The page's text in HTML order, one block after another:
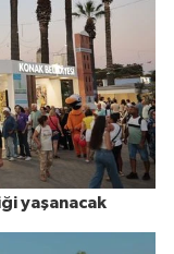
yaşanacak